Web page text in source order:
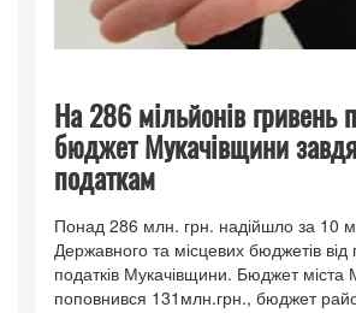
На 286 мільйонів гривень
бюджет Мукачівщини
податкам
Понад 286 млн. грн. надійшло за 10
Державного та місцевих бюджетів від
податків Мукачівщини. Бюджет міста
поповнився 131млн.грн., бюджет